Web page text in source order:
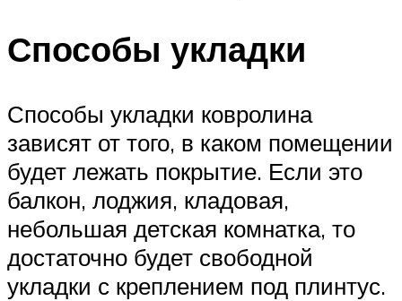
Способы укладки
Способы укладки ковролина
зависят от того, в каком помещении
будет лежать покрытие. Если это
балкон, лоджия, кладовая,
небольшая детская комнатка, то
достаточно будет свободной
укладки с креплением под плинтус.